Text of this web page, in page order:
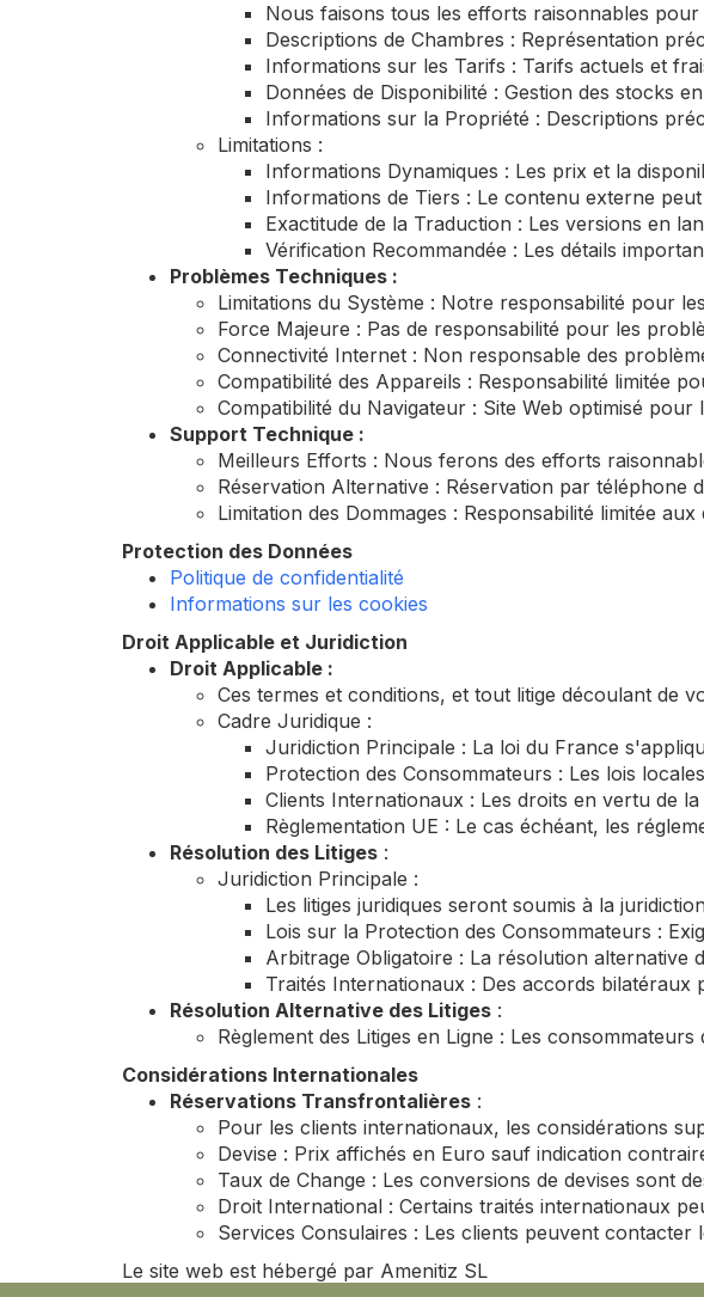
Nous faisons tous les efforts raisonnables
Descriptions de Chambres : Représentation
Informations sur les Tarifs : Tarifs actuels et
Données de Disponibilité : Gestion des stocks
Informations sur la Propriété : Descriptions
Limitations :
Informations Dynamiques : Les prix et la
Informations de Tiers : Le contenu externe
Exactitude de la Traduction : Les versions en
Vérification Recommandée : Les détails
Problèmes Techniques :
Limitations du Système : Notre responsabilité pour
Force Majeure : Pas de responsabilité pour les
Connectivité Internet : Non responsable des
Compatibilité des Appareils : Responsabilité limitée
Compatibilité du Navigateur : Site Web optimisé
Support Technique :
Meilleurs Efforts : Nous ferons des efforts
Réservation Alternative : Réservation par téléphone
Limitation des Dommages : Responsabilité limitée
Protection des Données
Politique de confidentialité
Informations sur les cookies
Droit Applicable et Juridiction
Droit Applicable :
Ces termes et conditions, et tout litige découlant de
Cadre Juridique :
Juridiction Principale : La loi du France
Protection des Consommateurs : Les lois
Clients Internationaux : Les droits en vertu de
Règlementation UE : Le cas échéant, les
Résolution des Litiges :
Juridiction Principale :
Les litiges juridiques seront soumis à la
Lois sur la Protection des Consommateurs :
Arbitrage Obligatoire : La résolution alternative
Traités Internationaux : Des accords bilatéraux
Résolution Alternative des Litiges :
Règlement des Litiges en Ligne : Les
Considérations Internationales
Réservations Transfrontalières :
Pour les clients internationaux, les considérations
Devise : Prix affichés en Euro sauf indication
Taux de Change : Les conversions de devises sont
Droit International : Certains traités internationaux
Services Consulaires : Les clients peuvent
Le site web est hébergé par Amenitiz SL